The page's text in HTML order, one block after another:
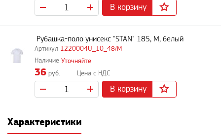
В корзину
1220004U_10_48/M
Рубашка-поло унисекс "STAN" 185, M, белый
Уточняйте
36 руб.
В корзину
Характеристики